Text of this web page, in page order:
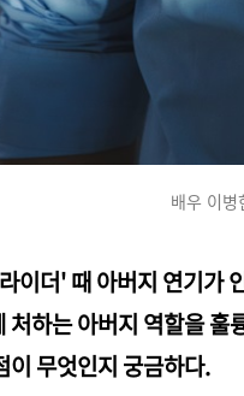
배우 이
이더' 때 아버지 연기가
처하는 아버지 역할을
이 무엇인지 궁금하다.